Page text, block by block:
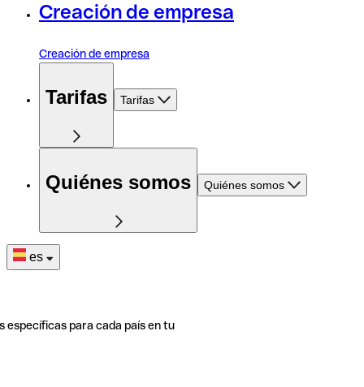
Creación de empresa
Creación de empresa
Tarifas Tarifas
Quiénes somos Quiénes somos
es
específicas para cada país en tu